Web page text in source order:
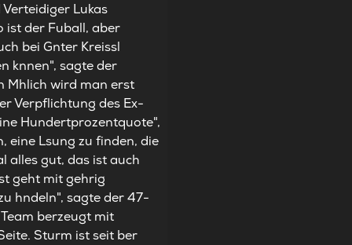
Lukas
ist der Fuball, aber
bei Gnter Kreissl
knnen", sagte der
Mhlich wird man erst
Verpflichtung des Ex-
Hundertprozentquote",
eine Lsung zu finden, die
alles gut, das ist auch
geht mit gehrig
hndeln", sagte der 47-
berzeugt mit
Sturm ist seit ber